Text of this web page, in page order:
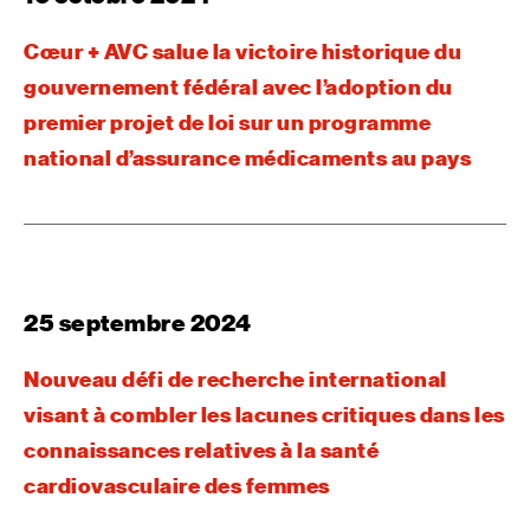
Cœur + AVC salue la victoire historique du
gouvernement fédéral avec l’adoption du
premier projet de loi sur un programme
national d’assurance médicaments au pays
25 septembre 2024
Nouveau défi de recherche international
visant à combler les lacunes critiques dans les
connaissances relatives à la santé
cardiovasculaire des femmes